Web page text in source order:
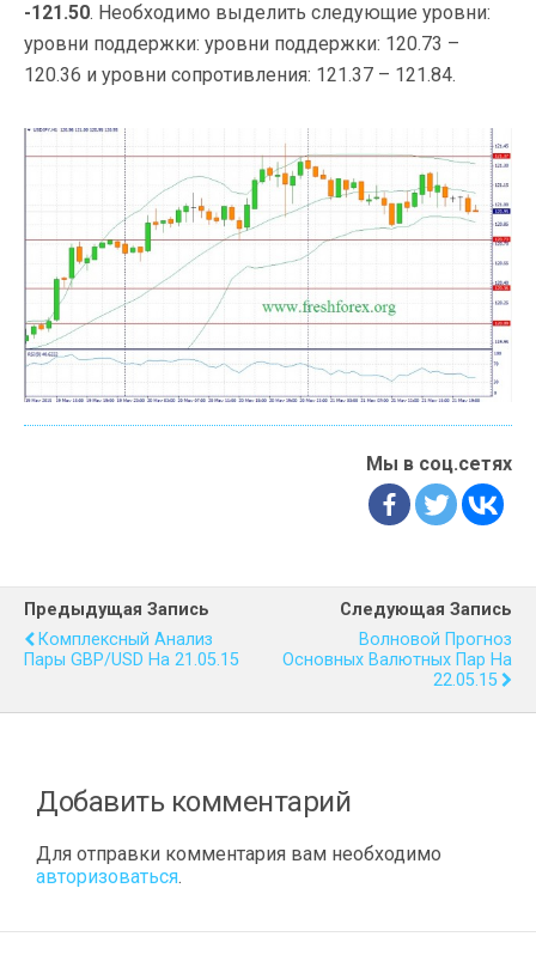
-121.50. Необходимо выделить следующие уровни:
уровни поддержки: уровни поддержки: 120.73 –
120.36 и уровни сопротивления: 121.37 – 121.84.
Мы в соц.сетях
Предыдущая Запись
Комплексный Анализ
Пары GBP/USD На 21.05.15
Следующая Запись
Волновой Прогноз
Основных Валютных Пар На
22.05.15
Добавить комментарий
Для отправки комментария вам необходимо
авторизоваться.